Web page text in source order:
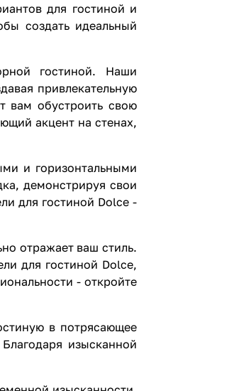
для гостиной и
создать идеальный
гостиной. Наши
привлекательную
вам обустроить свою
акцент на стенах,
и горизонтальными
демонстрируя свои
для гостиной Dolce -
отражает ваш стиль.
для гостиной Dolce,
- откройте
в потрясающее
изысканной